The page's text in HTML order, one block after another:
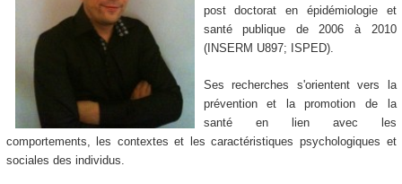
post doctorat en épidémiologie et
santé publique de 2006 à 2010
(INSERM U897; ISPED).
Ses recherches s'orientent vers la
prévention et la promotion de la
santé en lien avec les
comportements, les contextes et les caractéristiques psychologiques et
sociales des individus.